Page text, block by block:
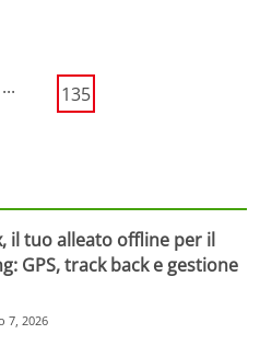
... 135
il tuo alleato offline per il
GPS, track back e gestione
7, 2026